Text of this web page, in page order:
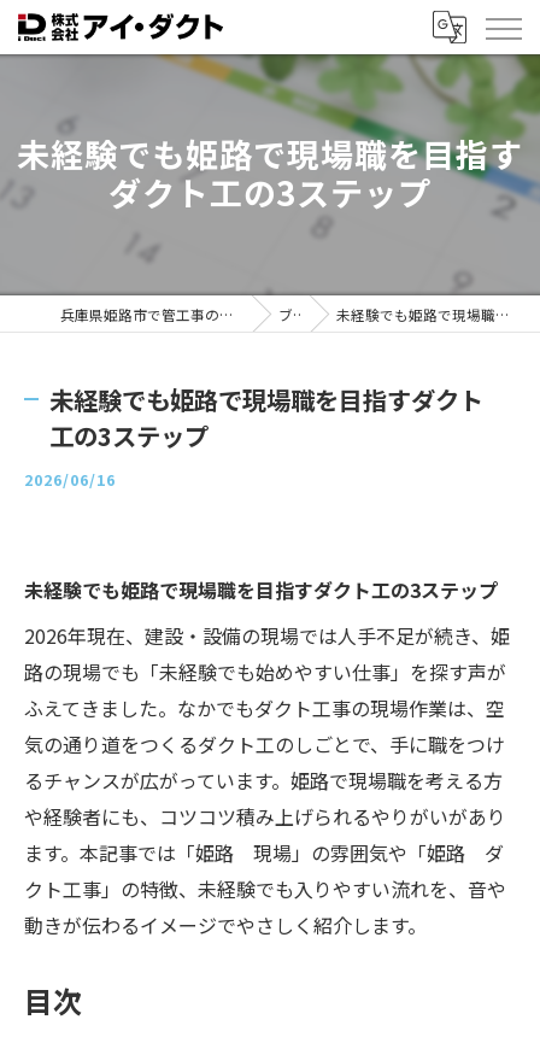
未経験でも姫路で現場職を目指す
ダクト工の3ステップ
兵庫県姫路市で管工事の求人なら株式会社アイ・ダクト ブログ 未経験でも姫路で現場職を目指すダクト工の3ステップ
未経験でも姫路で現場職を目指すダクト
工の3ステップ
2026/06/16
未経験でも姫路で現場職を目指すダクト工の3ステップ
2026年現在、建設・設備の現場では人手不足が続き、姫
路の現場でも「未経験でも始めやすい仕事」を探す声が
ふえてきました。なかでもダクト工事の現場作業は、空
気の通り道をつくるダクト工のしごとで、手に職をつけ
るチャンスが広がっています。姫路で現場職を考える方
や経験者にも、コツコツ積み上げられるやりがいがあり
ます。本記事では「姫路 現場」の雰囲気や「姫路 ダ
クト工事」の特徴、未経験でも入りやすい流れを、音や
動きが伝わるイメージでやさしく紹介します。
目次